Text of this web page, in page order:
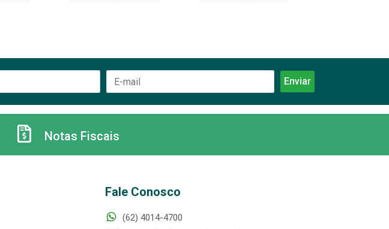
Notas Fiscais
Fale Conosco
(62) 4014-4700